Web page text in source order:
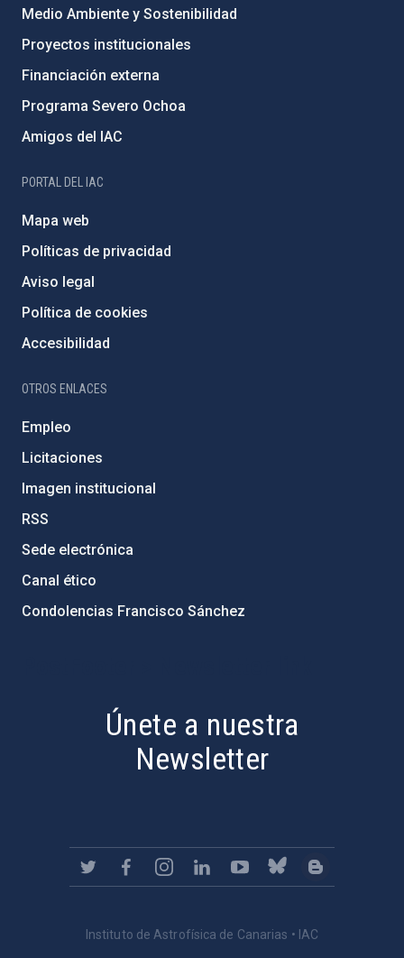
Medio Ambiente y Sostenibilidad
Proyectos institucionales
Financiación externa
Programa Severo Ochoa
Amigos del IAC
PORTAL DEL IAC
Mapa web
Políticas de privacidad
Aviso legal
Política de cookies
Accesibilidad
OTROS ENLACES
Empleo
Licitaciones
Imagen institucional
RSS
Sede electrónica
Canal ético
Condolencias Francisco Sánchez
Únete a nuestra
Newsletter
Instituto de Astrofísica de Canarias • IAC